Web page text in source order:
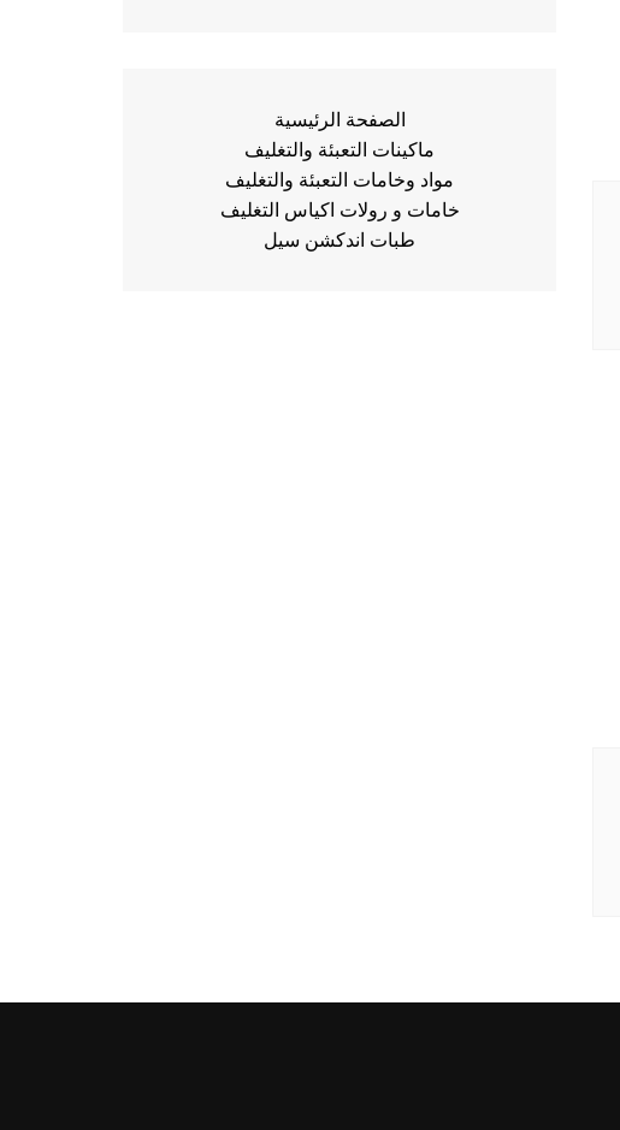
الصفحة الرئيسية
ماكينات التعبئة والتغليف
مواد وخامات التعبئة والتغليف
خامات و رولات اكياس التغليف
طبات اندكشن سيل